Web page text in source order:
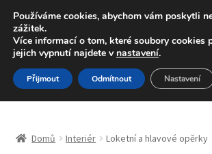
DOPRAVA od 139,-Kč
Volejte po-pá 9-16 704 494 494
Přeskočit
na
navigaci
Přejít
k
obsahu
Domů Interiér Loketní a hlavové opěrky
Používáme cookies, abychom vám poskytli
zážitek.
Více informací o tom, které soubory cookies
jejich vypnutí najdete v nastavení.
Přijmout Odmítnout Nastavení